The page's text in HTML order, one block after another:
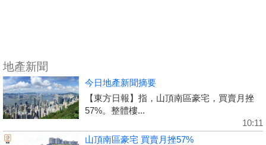
地產新聞
今日地產新聞摘要
【東方日報】指，山頂南區豪宅，買賣月挫
57%。整體樓...
10:11
山頂南區豪宅 買賣月挫57%